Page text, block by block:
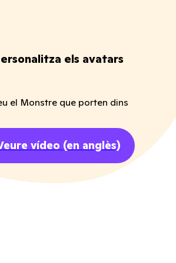
els avatars
el Monstre que porten dins
vídeo (en anglès)